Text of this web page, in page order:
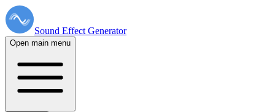
Sound Effect Generator
Open main menu